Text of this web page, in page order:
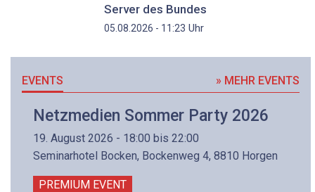
Server des Bundes
05.08.2026 - 11:23 Uhr
EVENTS » MEHR EVENTS
Netzmedien Sommer Party 2026
19. August 2026 - 18:00 bis 22:00
Seminarhotel Bocken, Bockenweg 4, 8810 Horgen
PREMIUM EVENT